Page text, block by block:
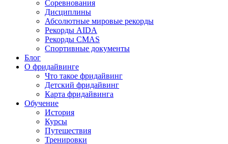
Соревнования
Дисциплины
Абсолютные мировые рекорды
Рекорды AIDA
Рекорды CMAS
Спортивные документы
Блог
О фридайвинге
Что такое фридайвинг
Детский фридайвинг
Карта фридайвинга
Обучение
История
Курсы
Путешествия
Тренировки